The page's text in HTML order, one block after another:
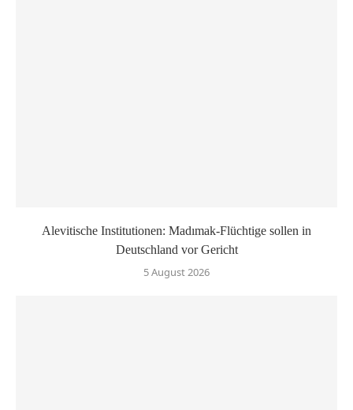
Alevitische Institutionen: Madımak-Flüchtige sollen in
Deutschland vor Gericht
5 August 2026